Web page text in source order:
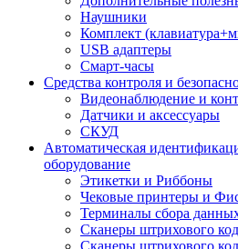
Наушники
Комплект
USB адаптеры
Смарт-часы
Средства контроля и
Видеонаблюдение и
Датчики и аксессуары
СКУД
Автоматическая
оборудование
Этикетки и Риббоны
Чековые принтеры и
Терминалы сбора
Сканеры штрихового